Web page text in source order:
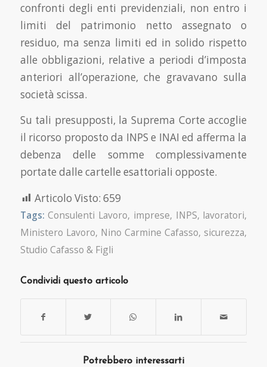
confronti degli enti previdenziali, non entro i
limiti del patrimonio netto assegnato o
residuo, ma senza limiti ed in solido rispetto
alle obbligazioni, relative a periodi d’imposta
anteriori all’operazione, che gravavano sulla
società scissa.
Su tali presupposti, la Suprema Corte accoglie
il ricorso proposto da INPS e INAI ed afferma la
debenza delle somme complessivamente
portate dalle cartelle esattoriali opposte.
Articolo Visto: 659
Tags: Consulenti Lavoro, imprese, INPS, lavoratori,
Ministero Lavoro, Nino Carmine Cafasso, sicurezza,
Studio Cafasso & Figli
Condividi questo articolo
Potrebbero interessarti